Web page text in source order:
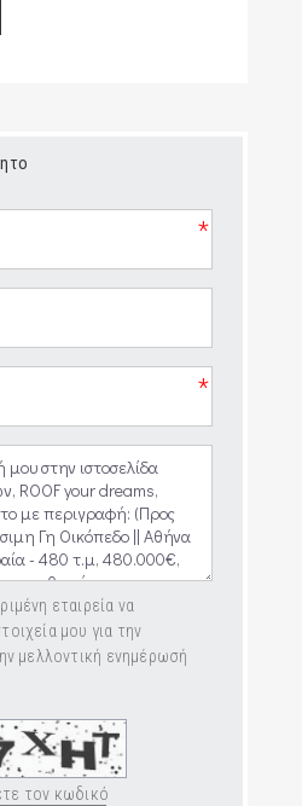
*
*
εταιρεία να
μου για την
μελλοντική ενημέρωσή
τον κωδικό